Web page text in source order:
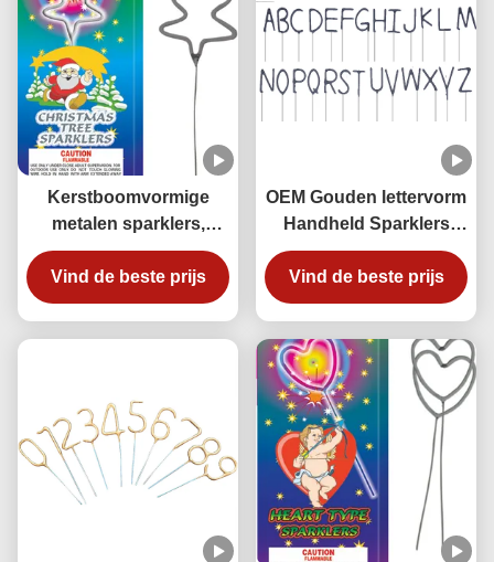
Kerstboomvormige
metalen sparklers,
Liuyang Great Fun neon
sparklers vuurwerk
Vind de beste prijs
OEM Gouden lettervorm
Handheld Sparklers
Vuurwerk stokken voor
kinderen Volwassenen
Vind de beste prijs